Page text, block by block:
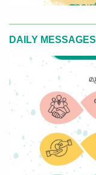
DAILY MESSAGES